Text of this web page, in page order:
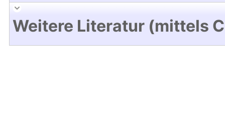
Weitere Literatur (mittels